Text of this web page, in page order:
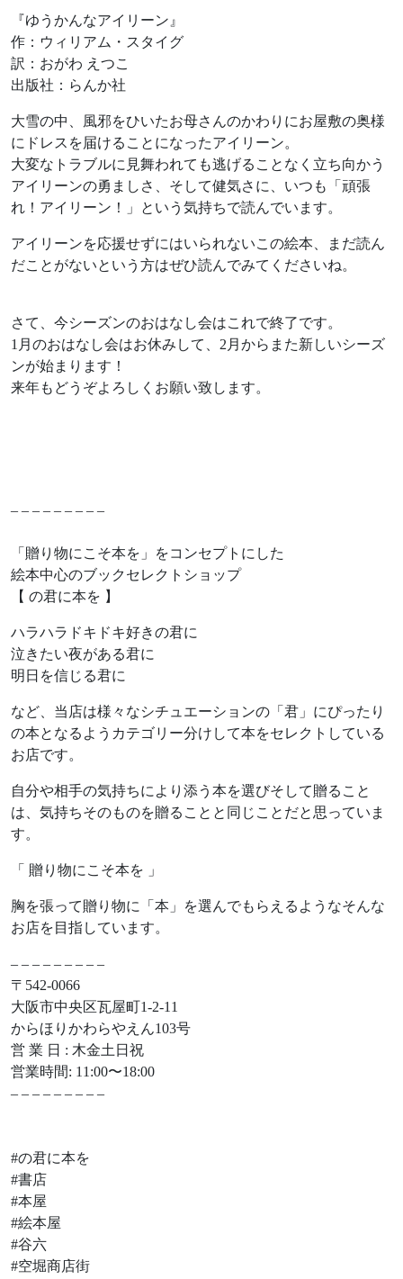
『ゆうかんなアイリーン』
作：ウィリアム・スタイグ
訳：おがわ えつこ
出版社：らんか社
大雪の中、風邪をひいたお母さんのかわりにお屋敷の奥様
にドレスを届けることになったアイリーン。
大変なトラブルに見舞われても逃げることなく立ち向かう
アイリーンの勇ましさ、そして健気さに、いつも「頑張
れ！アイリーン！」という気持ちで読んでいます。
アイリーンを応援せずにはいられないこの絵本、まだ読ん
だことがないという方はぜひ読んでみてくださいね。
さて、今シーズンのおはなし会はこれで終了です。
1月のおはなし会はお休みして、2月からまた新しいシーズ
ンが始まります！
来年もどうぞよろしくお願い致します。
– – – – – – – – –
「贈り物にこそ本を」をコンセプトにした
絵本中心のブックセレクトショップ
【 の君に本を 】
ハラハラドキドキ好きの君に
泣きたい夜がある君に
明日を信じる君に
など、当店は様々なシチュエーションの「君」にぴったり
の本となるようカテゴリー分けして本をセレクトしている
お店です。
自分や相手の気持ちにより添う本を選びそして贈ること
は、気持ちそのものを贈ることと同じことだと思っていま
す。
「 贈り物にこそ本を 」
胸を張って贈り物に「本」を選んでもらえるようなそんな
お店を目指しています。
– – – – – – – – –
〒542-0066
大阪市中央区瓦屋町1-2-11
からほりかわらやえん103号
営 業 日 : 木金土日祝
営業時間: 11:00〜18:00
– – – – – – – – –
#の君に本を
#書店
#本屋
#絵本屋
#谷六
#空堀商店街